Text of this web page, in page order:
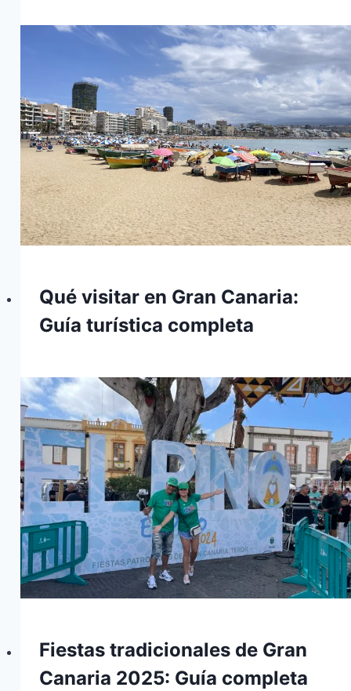
Qué visitar en Gran Canaria:
Guía turística completa
Fiestas tradicionales de Gran
Canaria 2025: Guía completa